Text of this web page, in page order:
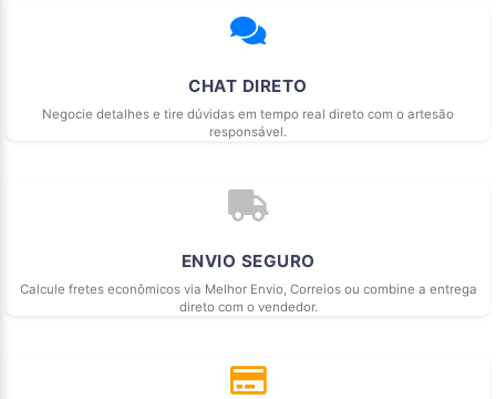
CHAT DIRETO
Negocie detalhes e tire dúvidas em tempo real direto com o artesão
responsável.
ENVIO SEGURO
Calcule fretes econômicos via Melhor Envio, Correios ou combine a entrega
direto com o vendedor.